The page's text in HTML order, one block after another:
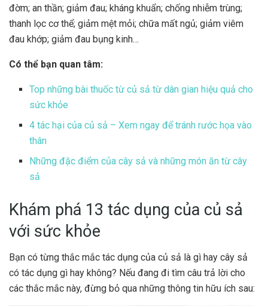
đờm; an thần; giảm đau; kháng khuẩn; chống nhiễm trùng;
thanh lọc cơ thể; giảm mệt mỏi; chữa mất ngủ; giảm viêm
đau khớp; giảm đau bụng kinh…
Có thể bạn quan tâm:
Top những bài thuốc từ củ sả từ dân gian hiệu quả cho
sức khỏe
4 tác hại của củ sả – Xem ngay để tránh rước họa vào
thân
Những đặc điểm của cây sả và những món ăn từ cây
sả
Khám phá 13 tác dụng của củ sả
với sức khỏe
Bạn có từng thắc mắc tác dụng của củ sả là gì hay cây sả
có tác dụng gì hay không? Nếu đang đi tìm câu trả lời cho
các thắc mắc này, đừng bỏ qua những thông tin hữu ích sau: